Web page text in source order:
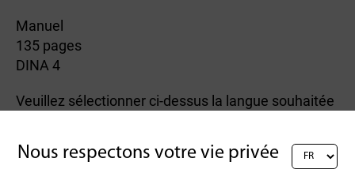
Manuel
135 pages
DINA 4
Veuillez sélectionner ci-dessus la langue souhaitée
Nous respectons votre vie privée